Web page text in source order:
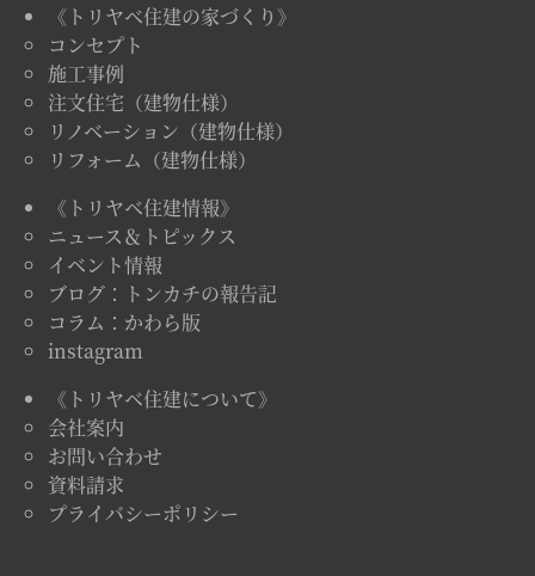
《トリヤベ住建の家づくり》
コンセプト
施工事例
注文住宅（建物仕様）
リノベーション（建物仕様）
リフォーム（建物仕様）
《トリヤベ住建情報》
ニュース＆トピックス
イベント情報
ブログ：トンカチの報告記
コラム：かわら版
instagram
《トリヤベ住建について》
会社案内
お問い合わせ
資料請求
プライバシーポリシー